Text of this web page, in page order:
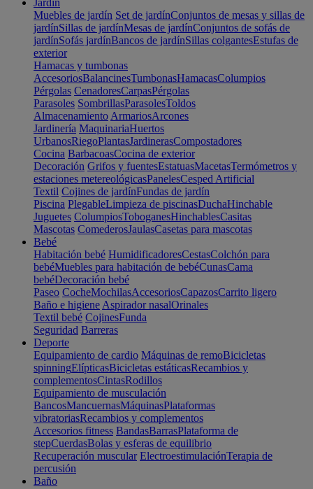
Jardín
Muebles de jardín Set de jardínConjuntos de mesas y sillas de
jardínSillas de jardínMesas de jardínConjuntos de sofás de
jardínSofás jardínBancos de jardínSillas colgantesEstufas de
exterior
Hamacas y tumbonas
AccesoriosBalancinesTumbonasHamacasColumpios
Pérgolas CenadoresCarpasPérgolas
Parasoles SombrillasParasolesToldos
Almacenamiento ArmariosArcones
Jardinería MaquinariaHuertos
UrbanosRiegoPlantasJardinerasCompostadores
Cocina BarbacoasCocina de exterior
Decoración Grifos y fuentesEstatuasMacetasTermómetros y
estaciones metereológicasPanelesCesped Artificial
Textil Cojines de jardínFundas de jardín
Piscina PlegableLimpieza de piscinasDuchaHinchable
Juguetes ColumpiosToboganesHinchablesCasitas
Mascotas ComederosJaulasCasetas para mascotas
Bebé
Habitación bebé HumidificadoresCestasColchón para
bebéMuebles para habitación de bebéCunasCama
bebéDecoración bebé
Paseo CocheMochilasAccesoriosCapazosCarrito ligero
Baño e higiene Aspirador nasalOrinales
Textil bebé CojinesFunda
Seguridad Barreras
Deporte
Equipamiento de cardio Máquinas de remoBicicletas
spinningElípticasBicicletas estáticasRecambios y
complementosCintasRodillos
Equipamiento de musculación
BancosMancuernasMáquinasPlataformas
vibratoriasRecambios y complementos
Accesorios fitness BandasBarrasPlataforma de
stepCuerdasBolas y esferas de equilibrio
Recuperación muscular ElectroestimulaciónTerapia de
percusión
Baño